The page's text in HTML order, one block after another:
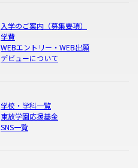
入学のご案内（募集要項）
学費
WEBエントリー・WEB出願
デビューについて
学校・学科一覧
東放学園応援基金
SNS一覧